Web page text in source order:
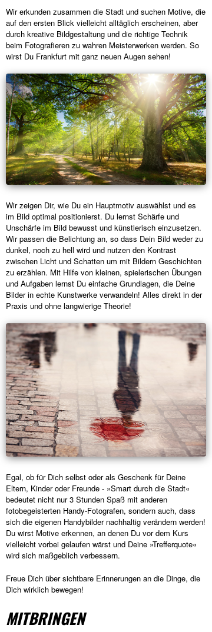
Wir erkunden zusammen die Stadt und suchen Motive, die
auf den ersten Blick vielleicht alltäglich erscheinen, aber
durch kreative Bildgestaltung und die richtige Technik
beim Fotografieren zu wahren Meisterwerken werden. So
wirst Du Frankfurt mit ganz neuen Augen sehen!
Wir zeigen Dir, wie Du ein Hauptmotiv auswählst und es
im Bild optimal positionierst. Du lernst Schärfe und
Unschärfe im Bild bewusst und künstlerisch einzusetzen.
Wir passen die Belichtung an, so dass Dein Bild weder zu
dunkel, noch zu hell wird und nutzen den Kontrast
zwischen Licht und Schatten um mit Bildern Geschichten
zu erzählen. Mit Hilfe von kleinen, spielerischen Übungen
und Aufgaben lernst Du einfache Grundlagen, die Deine
Bilder in echte Kunstwerke verwandeln! Alles direkt in der
Praxis und ohne langwierige Theorie!
Egal, ob für Dich selbst oder als Geschenk für Deine
Eltern, Kinder oder Freunde - »Smart durch die Stadt«
bedeutet nicht nur 3 Stunden Spaß mit anderen
fotobegeisterten Handy-Fotografen, sondern auch, dass
sich die eigenen Handybilder nachhaltig verändern werden!
Du wirst Motive erkennen, an denen Du vor dem Kurs
vielleicht vorbei gelaufen wärst und Deine »Trefferquote«
wird sich maßgeblich verbessern.
Freue Dich über sichtbare Erinnerungen an die Dinge, die
Dich wirklich bewegen!
MITBRINGEN